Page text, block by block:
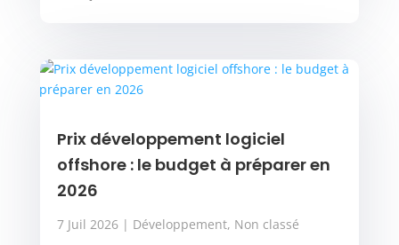
Prix développement logiciel
offshore : le budget à préparer en
2026
7 Juil 2026| Développement, Non classé